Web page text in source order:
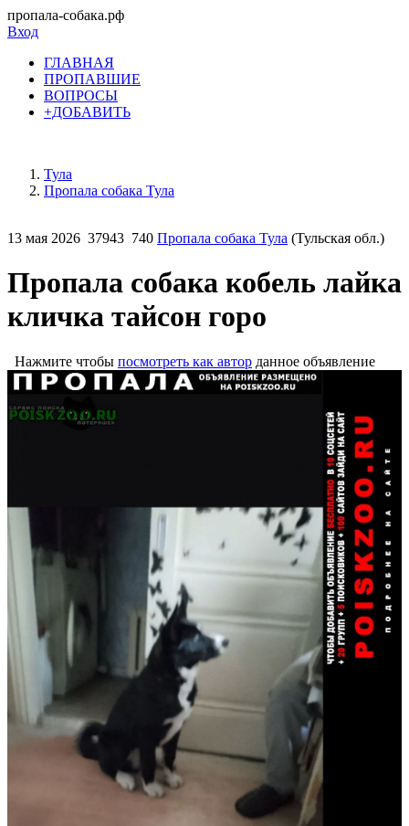
пропала-собака.рф
Вход
ГЛАВНАЯ
ПРОПАВШИЕ
ВОПРОСЫ
+ДОБАВИТЬ
Тула
Пропала собака Тула
13 мая 2026 37943 740 Пропала собака Тула (Тульская обл.)
Пропала собака кобель лайка
кличка тайсон горо
Нажмите чтобы посмотреть как автор данное объявление